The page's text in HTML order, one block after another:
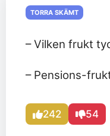
TORRA SKÄMT
– Vilken frukt
– Pensions-
242 54